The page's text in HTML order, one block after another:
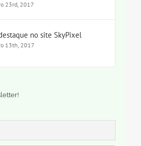
23rd, 2017
no site SkyPixel
13th, 2017